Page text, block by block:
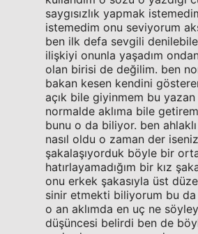
saygısızlık yapmak
istemedim onu seviyorum
ben ilk defa sevgili
ilişkiyi onunla yaşadım
olan birisi de değilim. ben
bakan kesen kendini
açık bile giyinmem bu
normalde aklıma bile
bunu o da biliyor. ben
nasıl oldu o zaman der
şakalaşıyorduk böyle bir
hatırlayamadığım bir kız
onu erkek şakasıyla üst
sinir etmekti biliyorum bu
o an aklımda en uç ne
düşüncesi belirdi ben de